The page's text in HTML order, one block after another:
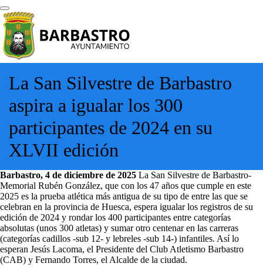
La San Silvestre de Barbastro
aspira a igualar los 300
participantes de 2024 en su
XLVII edición
Barbastro, 4 de diciembre de 2025 La San Silvestre de Barbastro-
Memorial Rubén González, que con los 47 años que cumple en este
2025 es la prueba atlética más antigua de su tipo de entre las que se
celebran en la provincia de Huesca, espera igualar los registros de su
edición de 2024 y rondar los 400 participantes entre categorías
absolutas (unos 300 atletas) y sumar otro centenar en las carreras
(categorías cadillos -sub 12- y lebreles -sub 14-) infantiles. Así lo
esperan Jesús Lacoma, el Presidente del Club Atletismo Barbastro
(CAB) y Fernando Torres, el Alcalde de la ciudad.